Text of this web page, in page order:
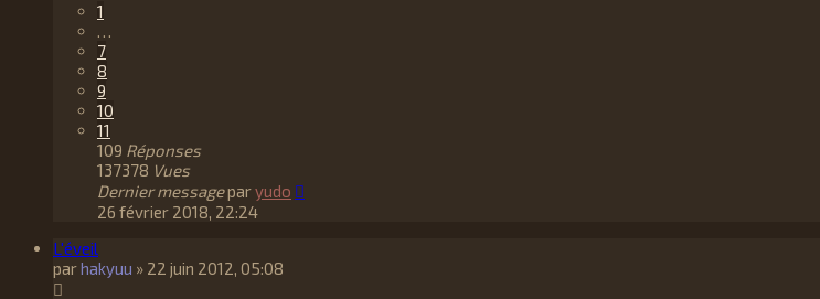
1
…
7
8
9
10
11
109 Réponses
137378 Vues
Dernier messageparyudo
26 février 2018, 22:24
L'éveil
parhakyuu » 22 juin 2012, 05:08